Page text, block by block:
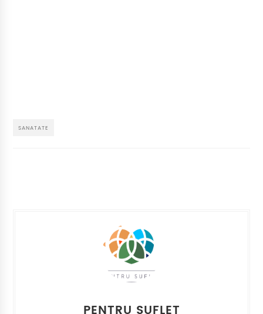
SANATATE
PENTRU SUFLET